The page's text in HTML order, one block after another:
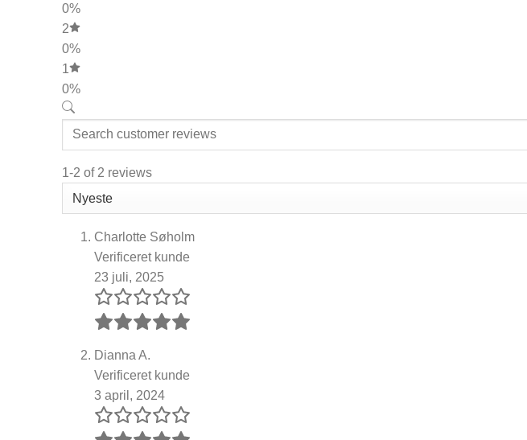
0%
2
0%
1
0%
1-2 of 2 reviews
Charlotte Søholm
Verificeret kunde
23 juli, 2025
Dianna A.
Verificeret kunde
3 april, 2024